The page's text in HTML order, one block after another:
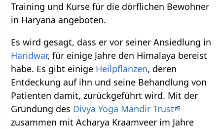
Training und Kurse für die dörflichen Bewohner
in Haryana angeboten.
Es wird gesagt, dass er vor seiner Ansiedlung in
Haridwar, für einige Jahre den Himalaya bereist
habe. Es gibt einige Heilpflanzen, deren
Entdeckung auf ihn und seine Behandlung von
Patienten damit, zurückgeführt wird. Mit der
Gründung des Divya Yoga Mandir Trust
zusammen mit Acharya Kraamveer im Jahre